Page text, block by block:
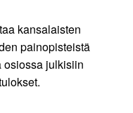
kansalaisten
painopisteistä
osiossa julkisiin